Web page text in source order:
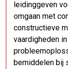
leidinggeven
omgaan met
constructieve
vaardigheden
bemiddelen bij